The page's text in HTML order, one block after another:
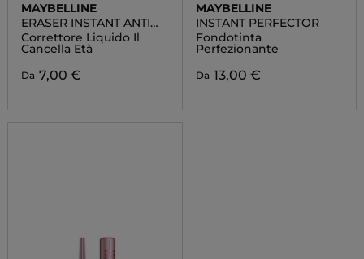
MAYBELLINE
ERASER INSTANT ANTI
AGE
Correttore Liquido Il
Cancella Età
Da 7,00 €
MAYBELLINE
INSTANT PERFECTOR
Fondotinta
Perfezionante
Da 13,00 €